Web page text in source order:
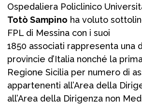
Ospedaliera Policlinico
Totò Sampino ha voluto
FPL di Messina con i suoi
1850 associati rappresenta una
provincie d’Italia nonché la
Regione Sicilia per numero di
appartenenti all’Area della
all’Area della Dirigenza non